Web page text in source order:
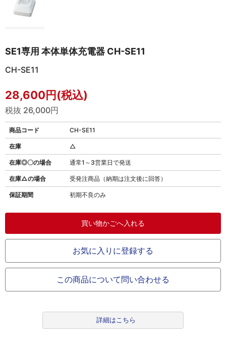
SE1専用 本体単体充電器 CH-SE11
CH-SE11
28,600円(税込)
税抜 26,000円
商品コード CH-SE11
在庫◎〇の場合 通常1～3営業日で発送
在庫△の場合 受発注商品（納期は注文後に回答）
保証期間 初期不良のみ
在庫 △
お気に入りに登録する
この商品について問い合わせる
詳細はこちら